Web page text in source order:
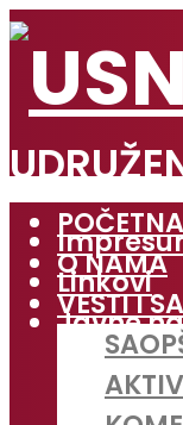
Linkovi
Javne
POČETNA
O NAMA
VESTI I